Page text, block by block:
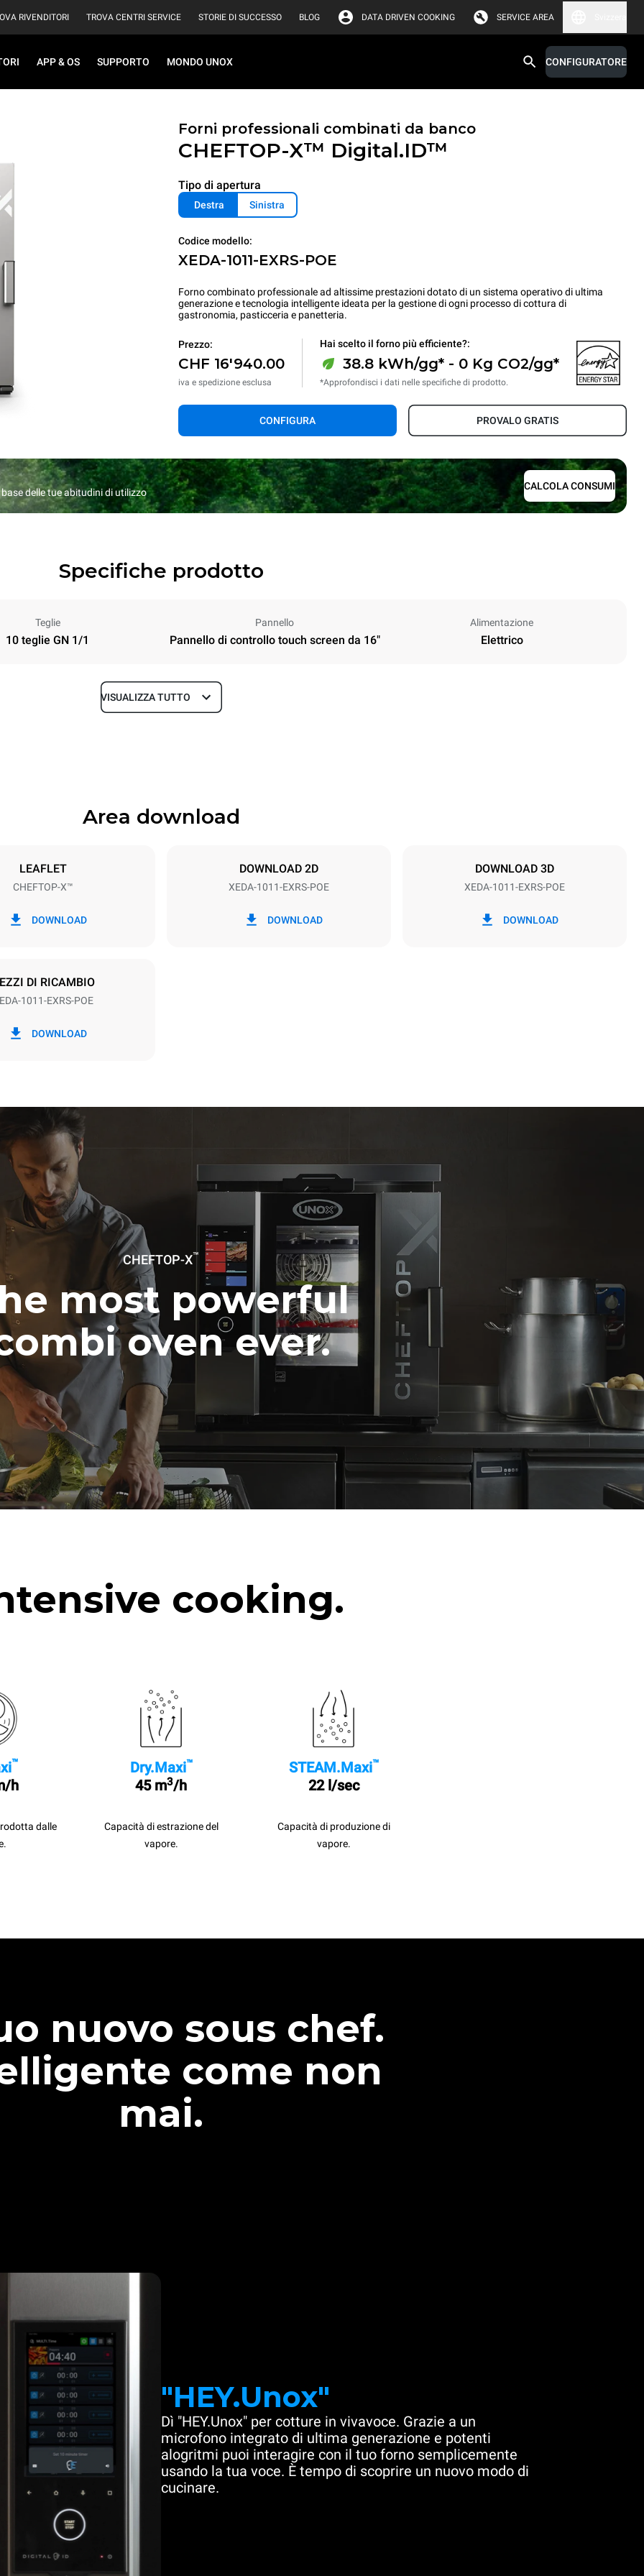
RIVENDITORI TROVA CENTRI SERVICE STORIE DI SUCCESSO BLOG DATA DRIVEN COOKING SERVICE AREA
APP & OS SUPPORTO MONDO UNOX CONFIGURATORE
Forni professionali combinati da banco
CHEFTOP-X™ Digital.ID™
Tipo di apertura
Destra Sinistra
Codice modello:
XEDA-1011-EXRS-POE
Forno combinato professionale ad altissime prestazioni dotato di un sistema operativo di ultima
generazione e tecnologia intelligente ideata per la gestione di ogni processo di cottura di
gastronomia, pasticceria e panetteria.
Prezzo:
CHF 16'940.00
iva e spedizione esclusa
Hai scelto il forno più efficiente?:
38.8 kWh/gg* - 0 Kg CO2/gg*
*Approfondisci i dati nelle specifiche di prodotto.
CONFIGURA PROVALO GRATIS
delle tue abitudini di utilizzo
CALCOLA CONSUMI
Specifiche prodotto
Teglie
10 teglie GN 1/1
Pannello
Pannello di controllo touch screen da 16"
Alimentazione
Elettrico
Profondità
Dimensione Teglie
/ 220-240V 3~
ipotizzando i seguenti lavaggi
settimane/anno):
VISUALIZZA TUTTO
Area download
LEAFLET
CHEFTOP-X™
DOWNLOAD
DOWNLOAD 2D
XEDA-1011-EXRS-POE
DOWNLOAD
DOWNLOAD 3D
XEDA-1011-EXRS-POE
DOWNLOAD
DI RICAMBIO
1011-EXRS-POE
DOWNLOAD
CHEFTOP-X™
most powerful
oven ever.
cooking.
™
h
dalle
Dry.Maxi™
45 m3/h
Capacità di estrazione del
vapore.
STEAM.Maxi™
22 l/sec
Capacità di produzione di
vapore.
nuovo sous chef.
come non
mai.
"HEY.Unox"
Dì "HEY.Unox" per cotture in vivavoce. Grazie a un
microfono integrato di ultima generazione e potenti
alogritmi puoi interagire con il tuo forno semplicemente
usando la tua voce. È tempo di scoprire un nuovo modo di
cucinare.